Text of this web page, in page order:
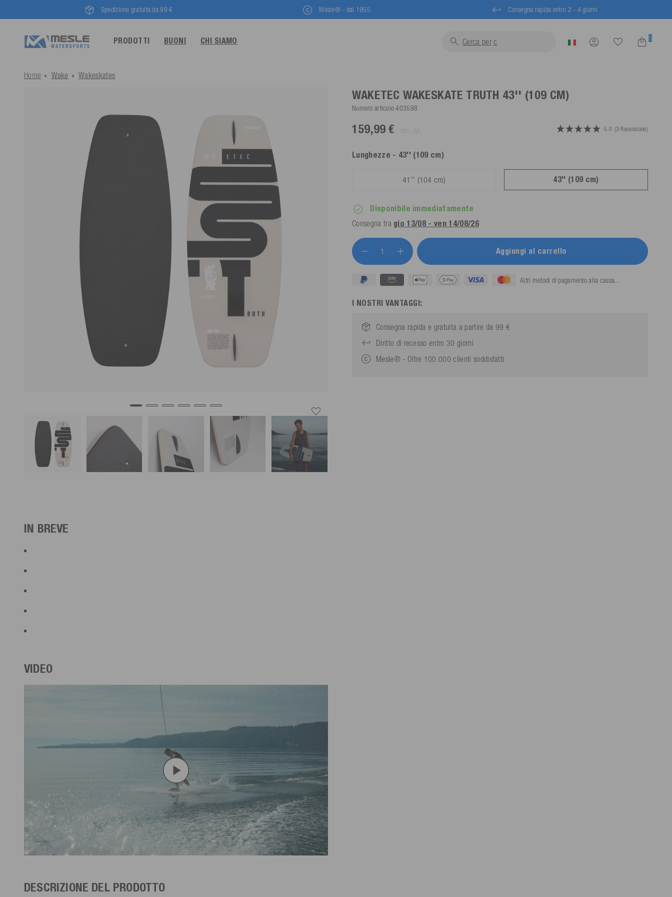
Spedizione gratuita da 99 € Mesle® - dal 1955 Consegna rapida entro 2 - 4 giorni
PRODOTTI BUONI CHI SIAMO Cerca per trainabili... 0
Home Wake Wakeskates
WAKETEC WAKESKATE TRUTH 43'' (109 CM)
Numero articolo 403598
159,99 € 5.0 (3 Recensione)
Lunghezze - 43'' (109 cm)
41'' (104 cm) 43'' (109 cm)
Disponibile immediatamente
Consegna tra gio 13/08 - ven 14/08/26
Aggiungi al carrello
Altri metodi di pagamento alla cassa...
I NOSTRI VANTAGGI:
Consegna rapida e gratuita a partire da 99 €
Diritto di recesso entro 30 giorni
Mesle® - Oltre 100.000 clienti soddisfatti
IN BREVE
VIDEO
DESCRIZIONE DEL PRODOTTO